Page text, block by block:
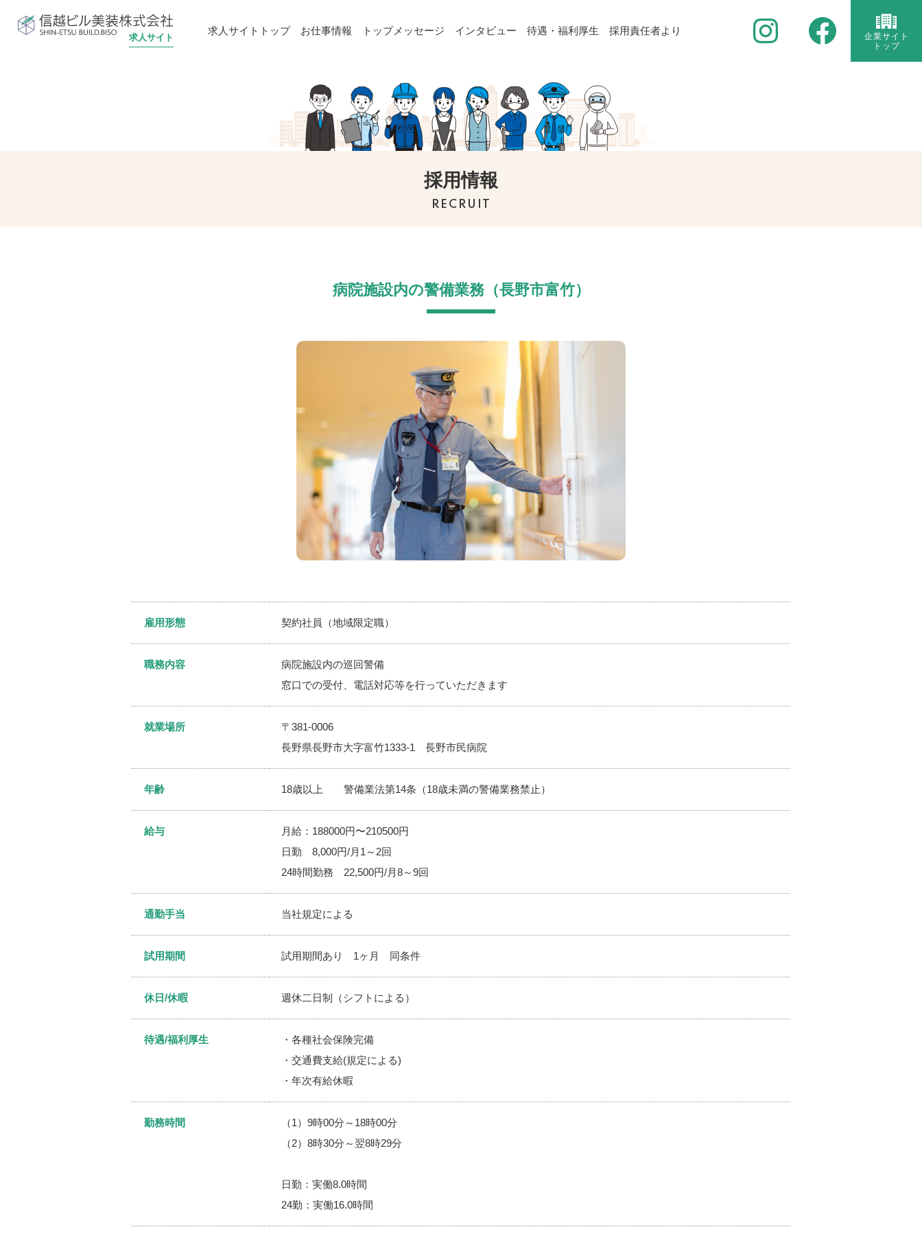
信越ビル美装株式会社
求人サイト
求人サイトトップ お仕事情報 トップメッセージ インタビュー 待遇・福利厚生 採用責任者より
企業サイト
トップ
採用情報
RECRUIT
病院施設内の警備業務（長野市富竹）
雇用形態 契約社員（地域限定職）
職務内容
病院施設内の巡回警備
窓口での受付、電話対応等を行っていただきます
就業場所
〒381-0006
長野県長野市大字富竹1333-1 長野市民病院
年齢 18歳以上 警備業法第14条（18歳未満の警備業務禁止）
給与
月給：188000円〜210500円
日勤 8,000円/月1～2回
24時間勤務 22,500円/月8～9回
通勤手当 当社規定による
試用期間 試用期間あり 1ヶ月 同条件
休日/休暇 週休二日制（シフトによる）
待遇/福利厚生
・各種社会保険完備
・交通費支給(規定による)
・年次有給休暇
勤務時間
（1）9時00分～18時00分
（2）8時30分～翌8時29分
日勤：実働8.0時間
24勤：実働16.0時間